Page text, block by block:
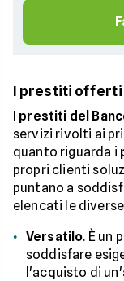
I prestiti offerti
I prestiti del
servizi rivolti ai
quanto riguarda i
propri clienti
puntano a
elencati le
Versatilo. È un
soddisfare
l'acquisto di